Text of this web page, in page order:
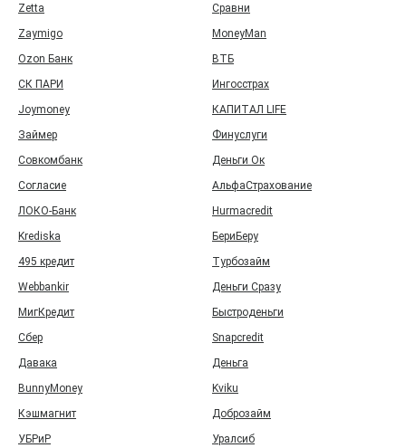
Zetta
Сравни
Zaymigo
MoneyMan
Ozon Банк
ВТБ
СК ПАРИ
Ингосстрах
Joymoney
КАПИТАЛ LIFE
Займер
Финуслуги
Совкомбанк
Деньги Ок
Согласие
АльфаСтрахование
ЛОКО-Банк
Hurmacredit
Krediska
БериБеру
495 кредит
Турбозайм
Webbankir
Деньги Сразу
МигКредит
Быстроденьги
Сбер
Snapcredit
Давака
Деньга
BunnyMoney
Kviku
Кэшмагнит
Доброзайм
УБРиР
Уралсиб